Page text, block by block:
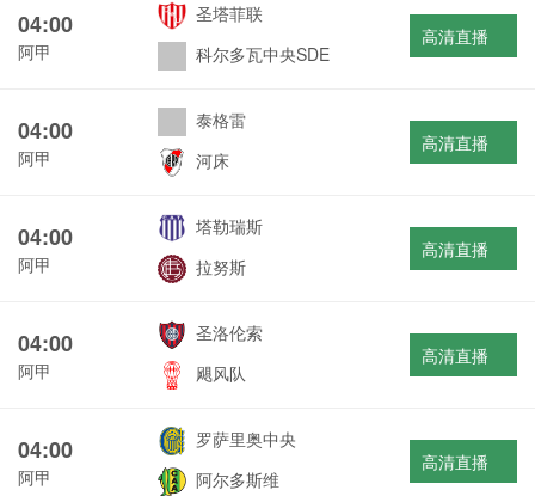
04:00
阿甲
圣塔菲联
科尔多瓦中央SDE
高清直播
04:00
阿甲
泰格雷
河床
高清直播
04:00
阿甲
塔勒瑞斯
拉努斯
高清直播
04:00
阿甲
圣洛伦索
飓风队
高清直播
04:00
阿甲
罗萨里奥中央
阿尔多斯维
高清直播